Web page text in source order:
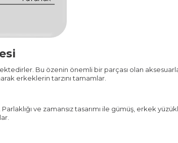
Bu özenin önemli bir parçası olan
erkeklerin tarzını tamamlar.
ve zamansız tasarımı ile gümüş, erkek